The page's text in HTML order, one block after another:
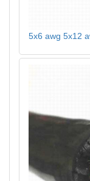
5x6 awg 5x12